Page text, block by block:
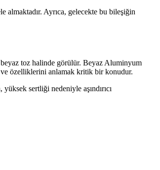
almaktadır. Ayrıca, gelecekte bu bileşiğin
toz halinde görülür. Beyaz Aluminyum
ve özelliklerini anlamak kritik bir konudur.
sertliği nedeniyle aşındırıcı